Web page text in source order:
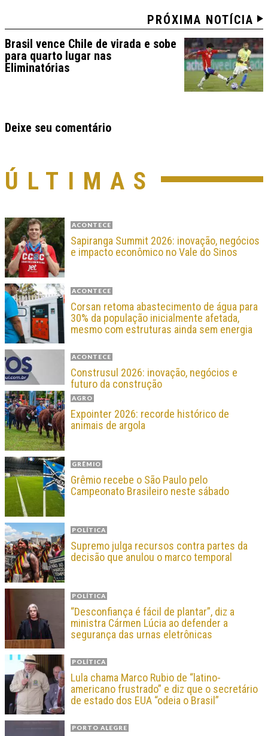
PRÓXIMA NOTÍCIA
Brasil vence Chile de virada e sobe
para quarto lugar nas
Eliminatórias
Deixe seu comentário
ÚLTIMAS
ACONTECE
Sapiranga Summit 2026: inovação, negócios
e impacto econômico no Vale do Sinos
ACONTECE
Corsan retoma abastecimento de água para
30% da população inicialmente afetada,
mesmo com estruturas ainda sem energia
ACONTECE
Construsul 2026: inovação, negócios e
futuro da construção
AGRO
Expointer 2026: recorde histórico de
animais de argola
GRÊMIO
Grêmio recebe o São Paulo pelo
Campeonato Brasileiro neste sábado
POLÍTICA
Supremo julga recursos contra partes da
decisão que anulou o marco temporal
POLÍTICA
“Desconfiança é fácil de plantar”, diz a
ministra Cármen Lúcia ao defender a
segurança das urnas eletrônicas
POLÍTICA
Lula chama Marco Rubio de “latino-
americano frustrado” e diz que o secretário
de estado dos EUA “odeia o Brasil”
PORTO ALEGRE